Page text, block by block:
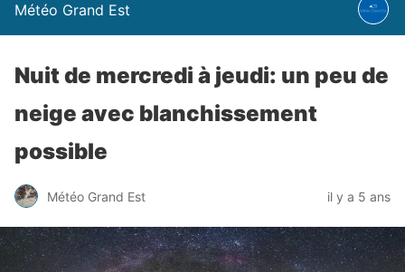
Météo Grand Est
Nuit de mercredi à jeudi: un peu de
neige avec blanchissement
possible
Météo Grand Est il y a 5 ans